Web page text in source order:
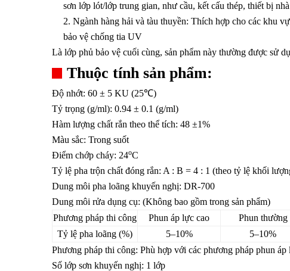
sơn lớp lót/lớp trung gian, như cầu, kết cấu thép, thiết bị
2. Ngành hàng hải và tàu thuyền: Thích hợp cho các khu
bảo vệ chống tia UV
Là lớp phủ bảo vệ cuối cùng, sản phẩm này thường được sử
Thuộc tính sản phẩm:
Độ nhớt: 60 ± 5 KU (25℃)
Tỷ trọng (g/ml): 0.94 ± 0.1 (g/ml)
Hàm lượng chất rắn theo thể tích: 48 ±1%
Màu sắc: Trong suốt
Điểm chớp cháy: 24oC
Tỷ lệ pha trộn chất đóng rắn: A : B = 4 : 1 (theo tỷ lệ khối
Dung môi pha loãng khuyến nghị: DR-700
Dung môi rửa dụng cụ: (Không bao gồm trong sản phẩm)
Phương pháp thi công
Phun áp lực cao Phun thường
Tỷ lệ pha loãng (%)
5–10% 5–10%
Phương pháp thi công: Phù hợp với các phương pháp phun
Số lớp sơn khuyến nghị: 1 lớp